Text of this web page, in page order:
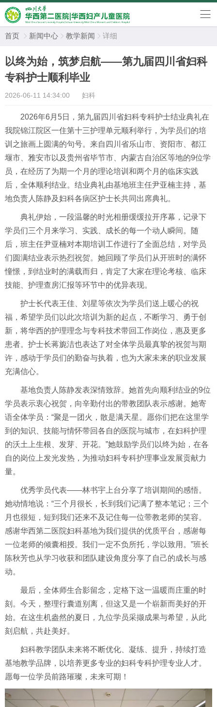
首页  新闻中心  教学新闻  详细
以终为始，筑梦启航——第九届四川省妇科
专科护士顺利毕业
2026-06-11 14:34:00 妇科
2026年6月5日，第九届四川省妇科专科护士结业典礼在
我院锦江院区一住第十三护理单元顺利举行，为学员们的培
训之旅画上圆满的句号。来自四川省乐山市、资阳市、都江
堰市、雅安市以及贵州省毕节市、内蒙古自治区等地的9位学
员，在经历了为期一个月的理论培训和两个月的临床实践
后，全体顺利结业。结业典礼由基地班主任尹亚楠主持，基
地负责人陈静及妇科各病区护士长共同出席典礼。
典礼伊始，一段温馨的时光相册缓缓拉开序幕，记录下
学员们三个月来学习、实践、成长的每一个动人瞬间。随
后，班主任尹亚楠对本期培训工作进行了全面总结，对学员
们圆满结业表示热烈祝贺。她回顾了学员们从开班时的满怀
憧憬，到结业时的满载而归，肯定了大家在理论考核、临床
技能、护理查房汇报等环节中的优异表现。
护士长代表王佳、刘星等依次为学员们送上暖心的祝
福，希望学员们以此次培训为新的起点，不断学习、勇于创
新，将华西的护理理念与专科技术带回工作岗位，惠及更多
患者。护士长蒋旎洁也表达了对全体学员最真挚的祝贺与期
许，感动于学员们的勤奋与执着，也为大家未来的职业发展
充满信心。
基地负责人陈静发表深情致辞。她首先向顺利结业的9位
学员表示衷心祝贺，向辛勤付出的带教团队表示感谢。她寄
语全体学员：“聚是一团火，散是满天星。愿你们把在这里学
到的知识、技能与情怀带回各自的医院与城市，在妇科护理
的沃土上生根、发芽、开花。”她鼓励学员们以终为始，在各
自的岗位上发光发热，为推动妇科专科护理事业发展贡献力
量。
优秀学员代表——林书宇上台分享了培训期间的感悟。
她动情地说：“三个月很长，长到我们记满了整本笔记；三个
月也很短，短到我们还来不及记住每一位带教老师的笑容。
感谢华西第二医院妇科基地为我们提供的优质平台，感谢每
一位老师的倾囊相授。我们一定不负所托，学以致用。”班长
陈秋芳也从学习收获和团队建设角度分享了自己的成长与感
动。
最后，全体师生合影留念，定格下这一温暖而庄重的时
刻。今天，整理行囊道别离，但这又是一个崭新而美好的开
始。在这生机盎然的夏日，九位学员采撷成果与希望，从此
刻启航，共赴美好。
妇科教学团队未来将不断优化、凝练、提升，持续打造
基地教学品牌，以培养更多专业的妇科专科护理专业人才。
愿每一位学员前路璀璨，未来可期！